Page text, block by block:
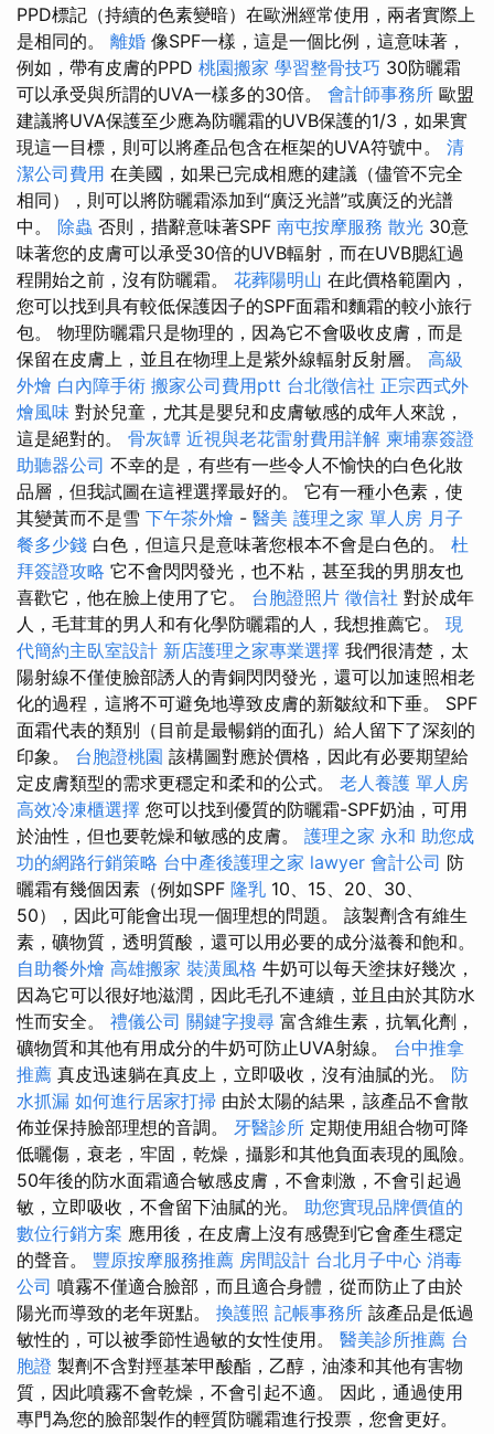
PPD標記（持續的色素變暗）在歐洲經常使用，兩者實際上
是相同的。 離婚 像SPF一樣，這是一個比例，這意味著，
例如，帶有皮膚的PPD 桃園搬家 學習整骨技巧 30防曬霜
可以承受與所謂的UVA一樣多的30倍​​。 會計師事務所 歐盟
建議將UVA保護至少應為防曬霜的UVB保護的1/3，如果實
現這一目標，則可以將產品包含在框架的UVA符號中。 清
潔公司費用 在美國，如果已完成相應的建議（儘管不完全
相同），則可以將防曬霜添加到“廣泛光譜”或廣泛的光譜
中。 除蟲 否則，措辭意味著SPF 南屯按摩服務 散光 30意
味著您的皮膚可以承受30倍的UVB輻射，而在UVB腮紅過
程開始之前，沒有防曬霜。 花葬陽明山 在此價格範圍內，
您可以找到具有較低保護因子的SPF面霜和麵霜的較小旅行
包。 物理防曬霜只是物理的，因為它不會吸收皮膚，而是
保留在皮膚上，並且在物理上是紫外線輻射反射層。 高級
外燴 白內障手術 搬家公司費用ptt 台北徵信社 正宗西式外
燴風味 對於兒童，尤其是嬰兒和皮膚敏感的成年人來說，
這是絕對的。 骨灰罈 近視與老花雷射費用詳解 柬埔寨簽證
助聽器公司 不幸的是，有些有一些令人不愉快的白色化妝
品層，但我試圖在這裡選擇最好的。 它有一種小色素，使
其變黃而不是雪 下午茶外燴 - 醫美 護理之家 單人房 月子
餐多少錢 白色，但這只是意味著您根本不會是白色的。 杜
拜簽證攻略 它不會閃閃發光，也不粘，甚至我的男朋友也
喜歡它，他在臉上使用了它。 台胞證照片 徵信社 對於成年
人，毛茸茸的男人和有化學防曬霜的人，我想推薦它。 現
代簡約主臥室設計 新店護理之家專業選擇 我們很清楚，太
陽射線不僅使臉部誘人的青銅閃閃發光，還可以加速照相老
化的過程，這將不可避免地導致皮膚的新皺紋和下垂。 SPF
面霜代表的類別（目前是最暢銷的面孔）給人留下了深刻的
印象。 台胞證桃園 該構圖對應於價格，因此有必要期望給
定皮膚類型的需求更穩定和柔和的公式。 老人養護 單人房
高效冷凍櫃選擇 您可以找到優質的防曬霜-SPF奶油，可用
於油性，但也要乾燥和敏感的皮膚。 護理之家 永和 助您成
功的網路行銷策略 台中產後護理之家 lawyer 會計公司 防
曬霜有幾個因素（例如SPF 隆乳 10、15、20、30、
50），因此可能會出現一個理想的問題。 該製劑含有維生
素，礦物質，透明質酸，還可以用必要的成分滋養和飽和。
自助餐外燴 高雄搬家 裝潢風格 牛奶可以每天塗抹好幾次，
因為它可以很好地滋潤，因此毛孔不連續，並且由於其防水
性而安全。 禮儀公司 關鍵字搜尋 富含維生素，抗氧化劑，
礦物質和其他有用成分的牛奶可防止UVA射線。 台中推拿
推薦 真皮迅速躺在真皮上，立即吸收，沒有油膩的光。 防
水抓漏 如何進行居家打掃 由於太陽的結果，該產品不會散
佈並保持臉部理想的音調。 牙醫診所 定期使用組合物可降
低曬傷，衰老，牢固，乾燥，攝影和其他負面表現的風險。
50年後的防水面霜適合敏感皮膚，不會刺激，不會引起過
敏，立即吸收，不會留下油膩的光。 助您實現品牌價值的
數位行銷方案 應用後，在皮膚上沒有感覺到它會產生穩定
的聲音。 豐原按摩服務推薦 房間設計 台北月子中心 消毒
公司 噴霧不僅適合臉部，而且適合身體，從而防止了由於
陽光而導致的老年斑點。 換護照 記帳事務所 該產品是低過
敏性的，可以被季節性過敏的女性使用。 醫美診所推薦 台
胞證 製劑不含對羥基苯甲酸酯，乙醇，油漆和其他有害物
質，因此噴霧不會乾燥，不會引起不適。 因此，通過使用
專門為您的臉部製作的輕質防曬霜進行投票，您會更好。